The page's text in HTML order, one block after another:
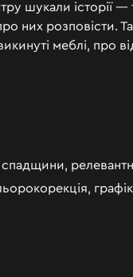
шукали історії —
них розповісти.
меблі, про